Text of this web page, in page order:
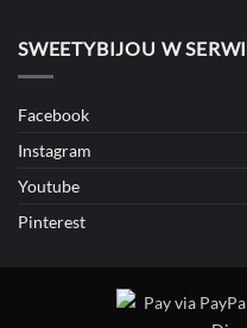
SWEETYBIJOU W
Facebook
Instagram
Youtube
Pinterest